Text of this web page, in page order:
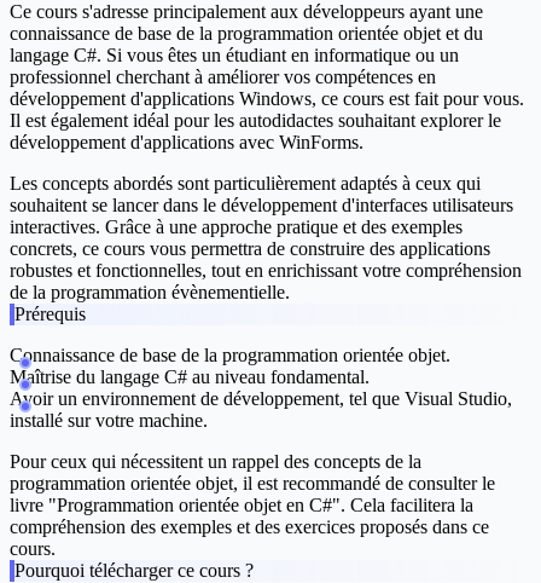
Ce cours s'adresse principalement aux développeurs ayant une
connaissance de base de la programmation orientée objet et du
langage C#. Si vous êtes un étudiant en informatique ou un
professionnel cherchant à améliorer vos compétences en
développement d'applications Windows, ce cours est fait pour vous.
Il est également idéal pour les autodidactes souhaitant explorer le
développement d'applications avec WinForms.
Les concepts abordés sont particulièrement adaptés à ceux qui
souhaitent se lancer dans le développement d'interfaces utilisateurs
interactives. Grâce à une approche pratique et des exemples
concrets, ce cours vous permettra de construire des applications
robustes et fonctionnelles, tout en enrichissant votre compréhension
de la programmation évènementielle.
Prérequis
Connaissance de base de la programmation orientée objet.
Maîtrise du langage C# au niveau fondamental.
Avoir un environnement de développement, tel que Visual Studio,
installé sur votre machine.
Pour ceux qui nécessitent un rappel des concepts de la
programmation orientée objet, il est recommandé de consulter le
livre "Programmation orientée objet en C#". Cela facilitera la
compréhension des exemples et des exercices proposés dans ce
cours.
Pourquoi télécharger ce cours ?